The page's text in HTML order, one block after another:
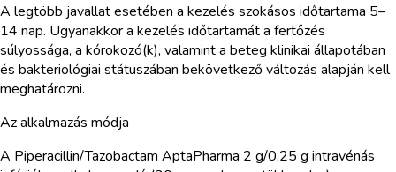
A legtöbb javallat esetében a kezelés szokásos időtartama 5–
14 nap. Ugyanakkor a kezelés időtartamát a fertőzés
súlyossága, a kórokozó(k), valamint a beteg klinikai állapotában
és bakteriológiai státuszában bekövetkező változás alapján kell
meghatározni.
Az alkalmazás módja
A Piperacillin/Tazobactam AptaPharma 2 g/0,25 g intravénás